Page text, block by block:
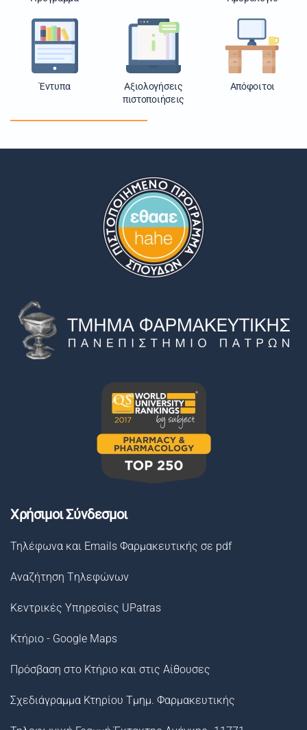
Έντυπα
Αξιολογήσεις
πιστοποιήσεις
Απόφοιτοι
Χρήσιμοι Σύνδεσμοι
Τηλέφωνα και Emails Φαρμακευτικής σε pdf
Αναζήτηση Tηλεφώνων
Κεντρικές Υπηρεσίες UPatras
Κτήριο - Google Maps
Πρόσβαση στο Κτήριο και στις Αίθουσες
Σχεδιάγραμμα Κτηρίου Τμημ. Φαρμακευτικής